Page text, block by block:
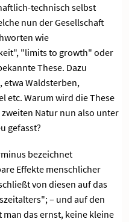
technisch selbst
nun der Gesellschaft
wie
"limits to growth" oder
These. Dazu
Waldsterben,
etc. Warum wird die These
Natur nun also unter
gefasst?
bezeichnet
Effekte menschlicher
von diesen auf das
– und auf den
das ernst, keine kleine